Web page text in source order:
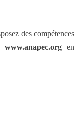
des compétences
www.anapec.orgen